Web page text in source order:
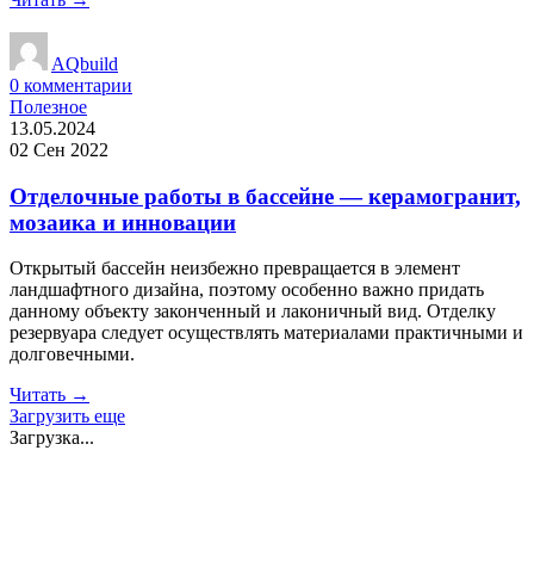
AQbuild
0 комментарии
Полезное
13.05.2024
02 Сен 2022
Отделочные работы в бассейне — керамогранит,
мозаика и инновации
Открытый бассейн неизбежно превращается в элемент
ландшафтного дизайна, поэтому особенно важно придать
данному объекту законченный и лаконичный вид. Отделку
резервуара следует осуществлять материалами практичными и
долговечными.
Читать →
Загрузить еще
Загрузка...